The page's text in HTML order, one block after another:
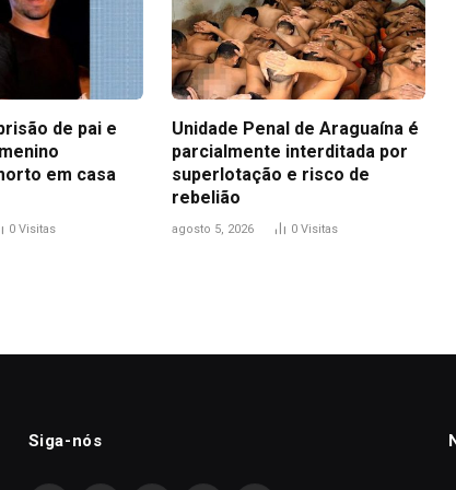
de pai e
em casa
0 Visitas
Unidade Penal de Araguaína é
parcialmente interditada por
superlotação e risco de
rebelião
agosto 5, 2026 0 Visitas
Siga-nós